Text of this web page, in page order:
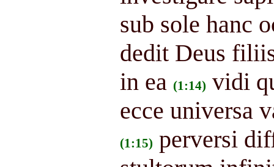
sub sole hanc
dedit Deus
in ea (1:14) vidi
ecce universa
(1:15) perversi